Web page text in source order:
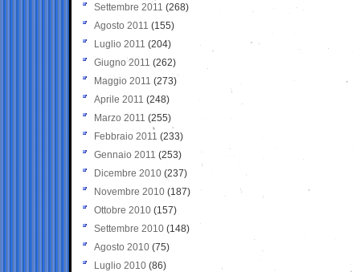
Settembre 2011 (268)
Agosto 2011 (155)
Luglio 2011 (204)
Giugno 2011 (262)
Maggio 2011 (273)
Aprile 2011 (248)
Marzo 2011 (255)
Febbraio 2011 (233)
Gennaio 2011 (253)
Dicembre 2010 (237)
Novembre 2010 (187)
Ottobre 2010 (157)
Settembre 2010 (148)
Agosto 2010 (75)
Luglio 2010 (86)